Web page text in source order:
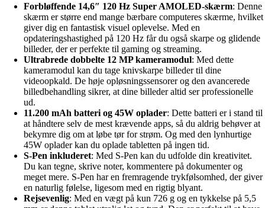
Forbløffende 14,6″ 120 Hz Super AMOLED-skærm: Denne
skærm er større end mange bærbare computeres skærme, hvilket
giver dig en fantastisk visuel oplevelse. Med en
opdateringshastighed på 120 Hz får du også skarpe og glidende
billeder, der er perfekte til gaming og streaming.
Ultrabrede dobbelte 12 MP kameramodul: Med dette
kameramodul kan du tage knivskarpe billeder til dine
videoopkald. De høje opløsningssensorer og den avancerede
billedbehandling sikrer, at dine billeder altid ser professionelle
ud.
11.200 mAh batteri og 45W oplader: Dette batteri er i stand til
at håndtere selv de mest krævende apps, så du aldrig behøver at
bekymre dig om at løbe tør for strøm. Og med den lynhurtige
45W oplader kan du oplade tabletten på ingen tid.
S-Pen inkluderet: Med S-Pen kan du udfolde din kreativitet.
Du kan tegne, skrive noter, kommentere på dokumenter og
meget mere. S-Pen har en fremragende trykfølsomhed, der giver
en naturlig følelse, ligesom med en rigtig blyant.
Rejsevenlig: Med en vægt på kun 726 g og en tykkelse på 5,5